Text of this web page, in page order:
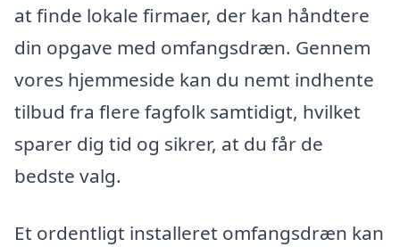
at finde lokale firmaer, der kan håndtere
din opgave med omfangsdræn. Gennem
vores hjemmeside kan du nemt indhente
tilbud fra flere fagfolk samtidigt, hvilket
sparer dig tid og sikrer, at du får de
bedste valg.
Et ordentligt installeret omfangsdræn kan